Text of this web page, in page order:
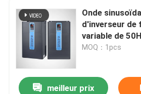
Onde
d'inverseur de
variable de
l'affichage
MOQ：1pcs
meilleur prix